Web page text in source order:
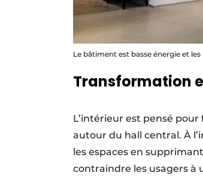
Le bâtiment est basse énergie et
Transformation
L’intérieur est pensé
autour du hall central. À
les espaces en
contraindre les usagers à